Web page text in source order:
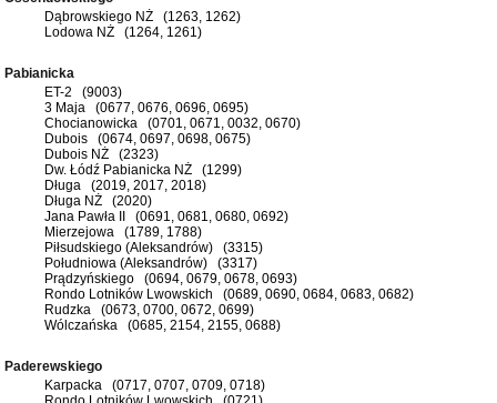
Dąbrowskiego NŻ (1263, 1262)
Lodowa NŻ (1264, 1261)
Pabianicka
ET-2 (9003)
3 Maja (0677, 0676, 0696, 0695)
Chocianowicka (0701, 0671, 0032, 0670)
Dubois (0674, 0697, 0698, 0675)
Dubois NŻ (2323)
Dw. Łódź Pabianicka NŻ (1299)
Długa (2019, 2017, 2018)
Długa NŻ (2020)
Jana Pawła II (0691, 0681, 0680, 0692)
Mierzejowa (1789, 1788)
Piłsudskiego (Aleksandrów) (3315)
Południowa (Aleksandrów) (3317)
Prądzyńskiego (0694, 0679, 0678, 0693)
Rondo Lotników Lwowskich (0689, 0690, 0684, 0683, 0682)
Rudzka (0673, 0700, 0672, 0699)
Wólczańska (0685, 2154, 2155, 0688)
Paderewskiego
Karpacka (0717, 0707, 0709, 0718)